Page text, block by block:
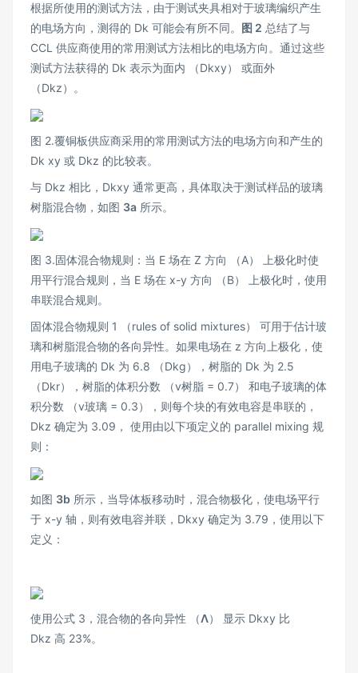
根据所使用的测试方法，由于测试夹具相对于玻璃编织产生
的电场方向，测得的 Dk 可能会有所不同。 图 2 总结了与
CCL 供应商使用的常用测试方法相比的电场方向。通过这些
测试方法获得的 Dk 表示为面内 （Dkxy） 或面外
（Dkz）。
图 2.覆铜板供应商采用的常用测试方法的电场方向和产生的
Dk xy 或 Dkz 的比较表。
与 Dkz 相比，Dkxy 通常更高，具体取决于测试样品的玻璃
树脂混合物，如图 3a 所示。
图 3.固体混合物规则：当 E 场在 Z 方向 （A） 上极化时使
用平行混合规则，当 E 场在 x-y 方向 （B） 上极化时，使用
串联混合规则。
固体混合物规则 1 （rules of solid mixtures） 可用于估计玻
璃和树脂混合物的各向异性。如果电场在 z 方向上极化，使
用电子玻璃的 Dk 为 6.8 （Dkg），树脂的 Dk 为 2.5
（Dkr），树脂的体积分数 （v树脂 = 0.7） 和电子玻璃的体
积分数 （v玻璃 = 0.3），则每个块的有效电容是串联的，
Dkz 确定为 3.09， 使用由以下项定义的 parallel mixing 规
则：
如图 3b 所示，当导体板移动时，混合物极化，使电场平行
于 x-y 轴，则有效电容并联，Dkxy 确定为 3.79，使用以下
定义：
使用公式 3，混合物的各向异性 （Λ） 显示 Dkxy 比
Dkz 高 23%。